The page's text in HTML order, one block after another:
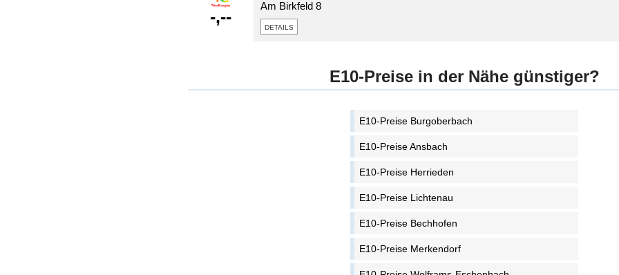
-,--
Am Birkfeld 8
details
E10-Preise in der Nähe günstiger?
E10-Preise Burgoberbach
E10-Preise Ansbach
E10-Preise Herrieden
E10-Preise Lichtenau
E10-Preise Bechhofen
E10-Preise Merkendorf